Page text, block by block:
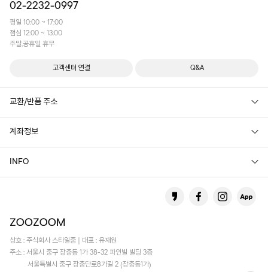
02-2232-0997
평일 10:00 ~ 17:00
점심 12:00 ~ 13:00
주말,공휴일 휴무
고객센터 연결 Q&A
교환/반품 주소
계좌정보
INFO
상호 : 주식회사 스타일줌 | 대표 : 유재원
주소 : 서울시 중구 장충동 1가 38-32 파인빌 빌딩 3층
서울특별시 중구 장충단로8가길 2 (장충동1가)